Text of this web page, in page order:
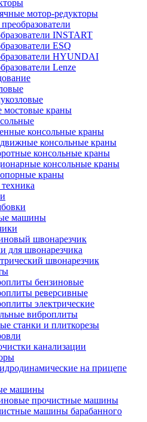
мотор-редукторы
INSTART
ESQ
HYUNDAI
Lenze
мостовые краны
консольные краны
консольные краны
консольные краны
консольные краны
краны
машины
швонарезчик
для швонарезчика
швонарезчик
бензиновые
реверсивные
электрические
виброплиты
станки и плиткорезы
канализации
на прицепе
машины
прочистные машины
машины барабанного